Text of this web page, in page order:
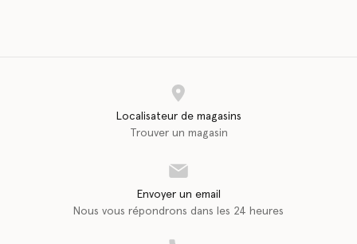
Localisateur de magasins
Trouver un magasin
Envoyer un email
Nous vous répondrons dans les 24 heures